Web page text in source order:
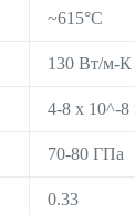
~615°C
130 Вт/м-К
4-8 x 10^-
70-80 ГПа
0.33